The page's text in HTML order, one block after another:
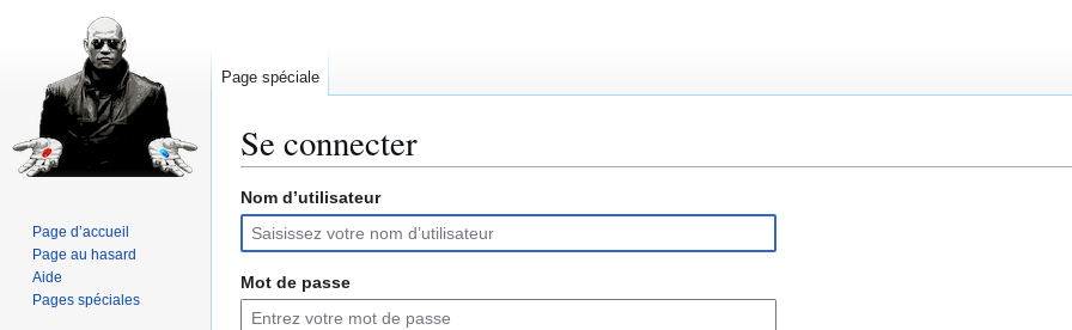
Se connecter
Aller
la
navigation
Aller
la
recherche
Nom d’utilisateur
Mot de passe
Page spéciale
Page d’accueil
Page au hasard
Aide
Pages spéciales